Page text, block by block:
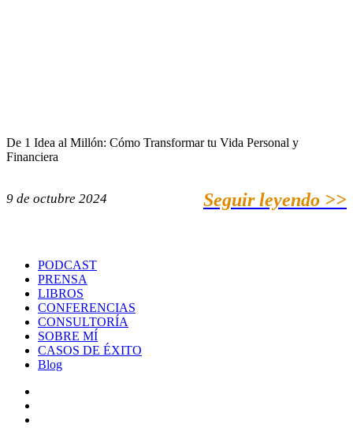
De 1 Idea al Millón: Cómo Transformar tu Vida Personal y
Financiera
9 de octubre 2024 Seguir leyendo >>
PODCAST
PRENSA
LIBROS
CONFERENCIAS
CONSULTORÍA
SOBRE MÍ
CASOS DE ÉXITO
Blog